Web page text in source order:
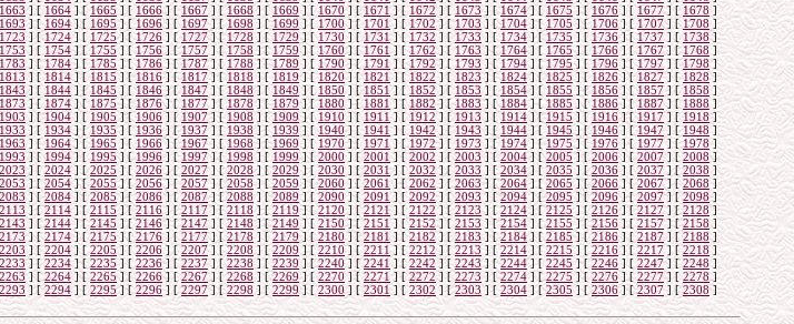
1663] [ 1664 ] [1665 ] [1666] [1667 ] [1668] [ 1669 ] [1670] [1671 ] [ 1672 ] [ 1673] [1674] [ 1675 ] [1676 ] [1677] [ 1678 ]
1693] [1694] [ 1695] [ 1696] [1697] [ 1698] [1699] [ 1700] [1701] [ 1702] [1703 ] [1704] [1705 ] [ 1706] [ 1707] [ 1708]
1723 ] [1724 ] [ 1725] [1726 ] [ 1727] [1728 ] [ 1729] [ 1730 ] [1731] [ 1732] [1733 ] [ 1734] [1735 ] [ 1736] [1737 ] [ 1738]
1753] [ 1754] [1755 ] [1756] [1757 ] [1758 ] [ 1759] [ 1760] [1761] [1762 ] [1763 ] [ 1764] [ 1765] [1766] [1767 ] [1768 ]
1783 ] [ 1784] [1785 ] [1786 ] [1787] [1788] [1789] [ 1790] [ 1791 ] [1792] [ 1793 ] [ 1794 ] [ 1795] [1796 ] [ 1797 ] [1798 ]
1813 ] [1814 ] [ 1815] [1816] [ 1817] [1818 ] [ 1819] [ 1820] [ 1821] [ 1822 ] [1823 ] [1824 ] [1825 ] [ 1826] [1827] [ 1828]
1843] [ 1844 ] [1845 ] [1846] [1847] [1848] [ 1849 ] [ 1850] [1851] [ 1852 ] [ 1853 ] [1854] [ 1855 ] [1856 ] [1857] [ 1858 ]
1873] [ 1874] [ 1875] [ 1876] [ 1877 ] [1878] [1879] [1880 ] [1881 ] [1882] [1883] [1884] [1885] [ 1886] [ 1887] [ 1888]
1903] [1904 ] [ 1905] [1906] [ 1907] [1908 ] [1909] [ 1910 ] [1911] [ 1912] [ 1913] [1914] [1915 ] [ 1916] [1917] [ 1918]
1933 ] [ 1934] [ 1935] [1936] [1937 ] [ 1938 ] [ 1939 ] [ 1940] [1941] [1942 ] [1943 ] [ 1944] [ 1945] [1946] [1947] [1948 ]
1963 ] [ 1964] [1965 ] [ 1966] [1967] [ 1968] [1969 ] [ 1970] [ 1971 ] [ 1972] [ 1973 ] [1974 ] [ 1975] [1976 ] [ 1977] [1978 ]
1993] [1994 ] [ 1995] [1996] [1997] [1998 ] [ 1999] [ 2000] [2001] [ 2002 ] [2003 ] [2004] [2005 ] [ 2006] [2007] [2008]
2023] [2024 ] [2025 ] [2026] [ 2027] [2028] [ 2029 ] [ 2030 ] [2031] [ 2032 ] [ 2033 ] [ 2034] [ 2035 ] [2036 ] [2037 ] [ 2038 ]
2053 ] [2054] [2055] [2056] [ 2057] [2058] [2059] [2060 ] [ 2061 ] [ 2062 ] [ 2063] [2064 ] [2065 ] [ 2066 ] [ 2067] [ 2068]
2083] [2084 ] [2085] [2086] [2087] [2088 ] [2089] [ 2090] [2091] [ 2092] [2093 ] [2094] [2095 ] [2096] [2097] [2098]
2113 ] [2114] [ 2115] [2116] [2117] [2118 ] [ 2119] [ 2120] [2121] [2122 ] [2123 ] [2124] [2125] [2126] [2127] [2128]
2143 ] [2144] [2145 ] [2146] [2147] [ 2148] [2149] [ 2150] [ 2151 ] [2152] [ 2153 ] [2154 ] [2155] [2156 ] [2157] [2158]
2173] [2174] [ 2175] [2176] [2177] [2178 ] [2179] [ 2180] [2181 ] [2182] [ 2183 ] [2184] [2185] [ 2186 ] [2187] [2188]
2203 ] [2204] [ 2205 ] [ 2206] [2207] [2208 ] [ 2209 ] [ 2210] [ 2211] [ 2212 ] [ 2213 ] [ 2214 ] [2215 ] [ 2216 ] [ 2217 ] [ 2218]
2233] [ 2234 ] [ 2235 ] [ 2236] [2237 ] [2238 ] [ 2239 ] [2240] [2241 ] [ 2242 ] [ 2243] [2244] [ 2245 ] [ 2246 ] [ 2247] [2248 ]
2263 ] [2264 ] [2265] [2266] [2267] [2268] [2269] [ 2270] [2271] [ 2272] [2273 ] [2274] [ 2275 ] [2276] [2277] [2278 ]
2293 ] [2294] [ 2295] [2296] [ 2297] [2298 ] [2299] [ 2300 ] [2301] [2302] [2303 ] [2304] [2305] [ 2306] [2307] [ 2308]